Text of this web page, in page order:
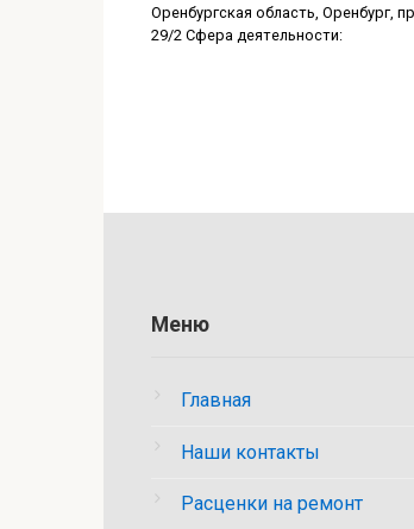
Оренбургская область, Оренбург,
29/2 Сфера деятельности:
Меню
Главная
Наши контакты
Расценки на ремонт